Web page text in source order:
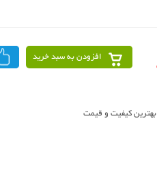
افزودن به سبد خرید
بهترین کیفیت و قیمت